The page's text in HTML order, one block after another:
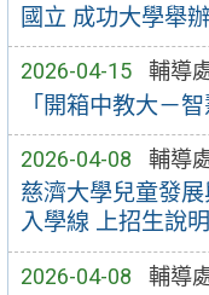
國立 成功大學舉
2026-04-15 輔導
「開箱中教大－
2026-04-08 輔導
慈濟大學兒童發
入學線 上招生說
2026-04-08 輔導